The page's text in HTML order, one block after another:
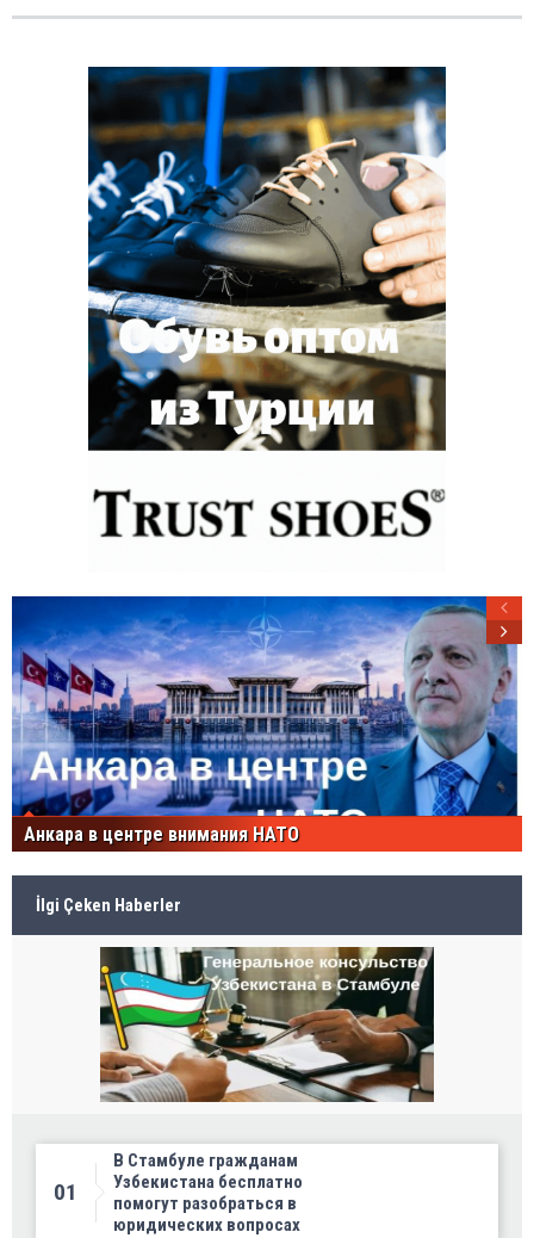
Анкара в центре внимания НАТО
İlgi Çeken Haberler
01
В Стамбуле гражданам
Узбекистана бесплатно
помогут разобраться в
юридических вопросах